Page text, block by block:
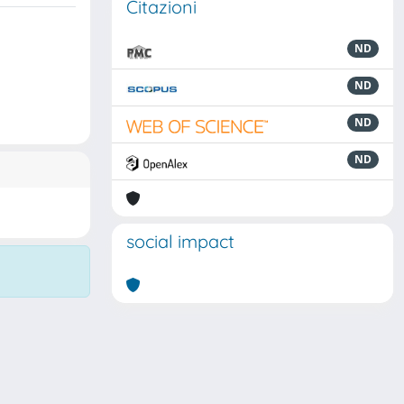
Citazioni
ND
ND
ND
ND
social impact